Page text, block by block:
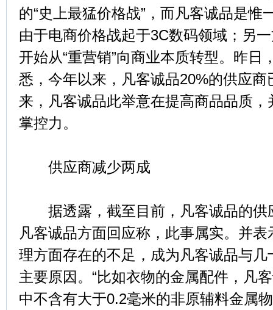
的“史上最猛价格战”，而凡客诚品是惟
由于电商价格战起于3C数码领域；另
开始从“重营销”向商业本质转型。昨日
悉，今年以来，凡客诚品20%的供应
来，凡客诚品此举意在提高商品品质
掌控力。
供应商减少两成
据透露，截至目前，凡客诚品的供
凡客诚品方面回应称，此事属实。并
理方面存在的不足，成为凡客诚品与
主要原因。“比如衣物的金属配件，凡
中不含有大于0.2毫米的非原辅料金属